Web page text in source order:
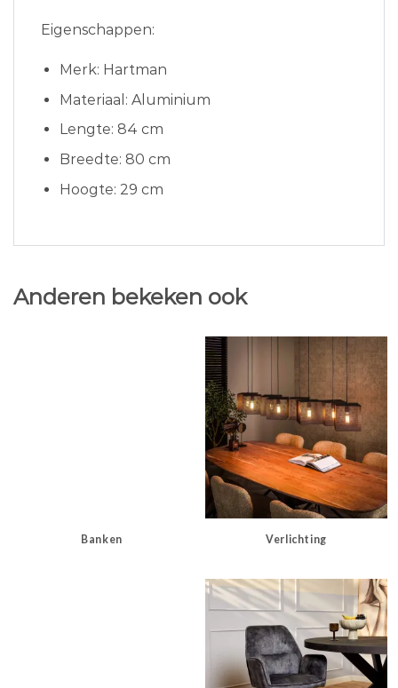
Eigenschappen:
Merk: Hartman
Materiaal: Aluminium
Lengte: 84 cm
Breedte: 80 cm
Hoogte: 29 cm
Anderen bekeken ook
Banken Verlichting